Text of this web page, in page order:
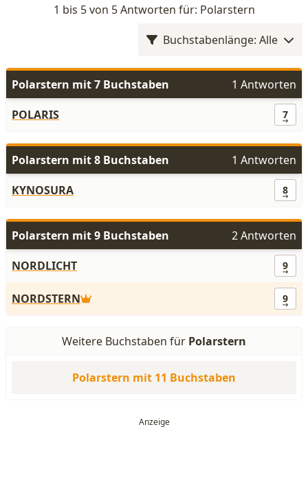
1 bis 5 von 5 Antworten für: Polarstern
Buchstabenlänge: Alle
Polarstern mit 7 Buchstaben
1 Antworten
POLARIS
7
Polarstern mit 8 Buchstaben
1 Antworten
KYNOSURA
8
Polarstern mit 9 Buchstaben
2 Antworten
NORDLICHT
9
NORDSTERN 9
Weitere Buchstaben für Polarstern
Polarstern mit 11 Buchstaben